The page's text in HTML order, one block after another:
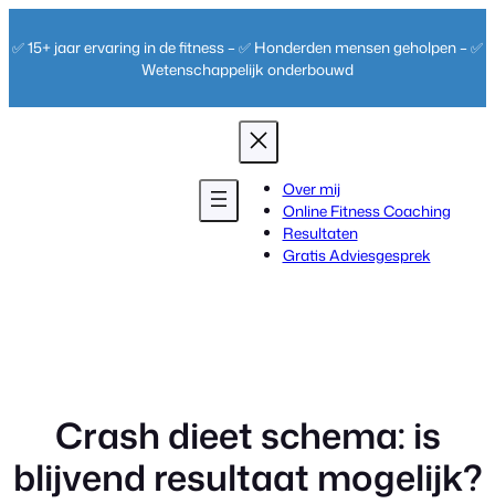
naar
✅ 15+ jaar ervaring in de fitness – ✅ Honderden mensen geholpen – ✅
Wetenschappelijk onderbouwd
Over mij
Online Fitness Coaching
Resultaten
Gratis Adviesgesprek
Crash dieet schema: is
blijvend resultaat mogelijk?